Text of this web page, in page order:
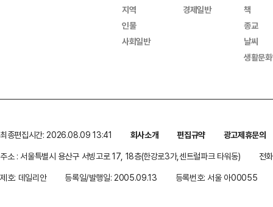
지역
인물
사회일반
경제일반
책
종교
날씨
생활문
최종편집시간: 2026.08.09 13:41 회사소개 편집규약
광고제휴문의
주소 : 서울특별시 용산구 서빙고로 17, 18층(한강로3가,센트럴파크 타워동)
전
제호: 데일리안
등록일/발행일: 2005.09.13 등록번호: 서울 아00055